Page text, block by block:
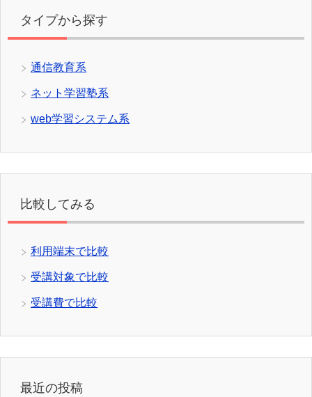
タイプから探す
通信教育系
ネット学習塾系
web学習システム系
比較してみる
利用端末で比較
受講対象で比較
受講費で比較
最近の投稿